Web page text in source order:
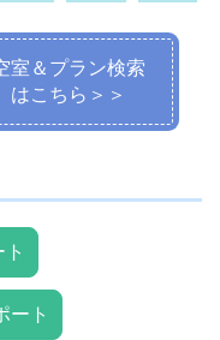
室＆プラン検索
はこちら＞＞
ート